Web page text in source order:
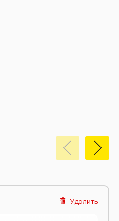
Удалить